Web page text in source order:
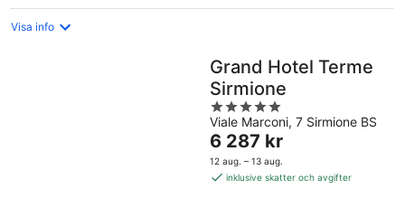
Visa info
Grand Hotel Terme
Sirmione
5
out
of
5
Viale Marconi, 7 Sirmione BS
Priset
är
6 287 kr
6 287 kr
12 aug. – 13 aug.
inklusive skatter och avgifter